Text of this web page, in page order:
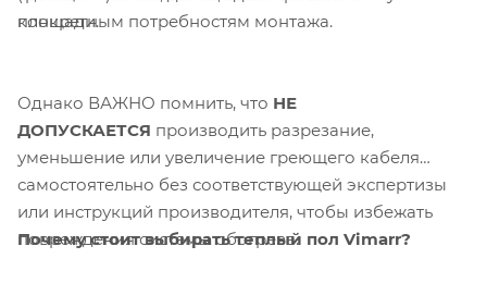
площади.
конкретным потребностям монтажа.
Однако ВАЖНО помнить, что НЕ
ДОПУСКАЕТСЯ производить разрезание,
уменьшение или увеличение греющего кабеля
самостоятельно без соответствующей экспертизы
или инструкций производителя, чтобы избежать
повреждения системы обогрева.
Почему стоит выбирать теплый пол Vimarr?